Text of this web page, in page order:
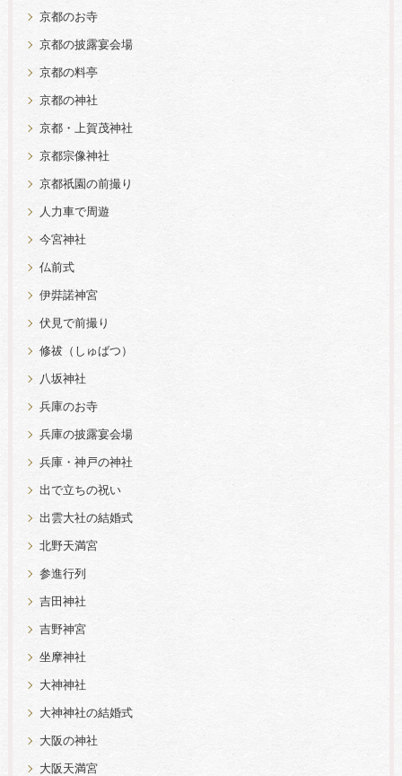
京都のお寺
京都の披露宴会場
京都の料亭
京都の神社
京都・上賀茂神社
京都宗像神社
京都祇園の前撮り
人力車で周遊
今宮神社
仏前式
伊弉諾神宮
伏見で前撮り
修祓（しゅばつ）
八坂神社
兵庫のお寺
兵庫の披露宴会場
兵庫・神戸の神社
出で立ちの祝い
出雲大社の結婚式
北野天満宮
参進行列
吉田神社
吉野神宮
坐摩神社
大神神社
大神神社の結婚式
大阪の神社
大阪天満宮